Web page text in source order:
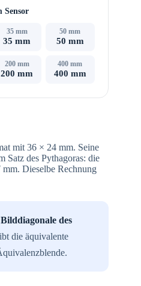
Sensor
35 mm
35 mm
50 mm
50 mm
200 mm
200 mm
400 mm
400 mm
mit 36 × 24 mm. Seine
Satz des Pythagoras: die
mm. Dieselbe Rechnung
des
die äquivalente